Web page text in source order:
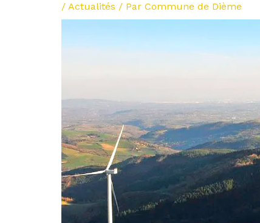
/ Actualités / Par Commune de Dième